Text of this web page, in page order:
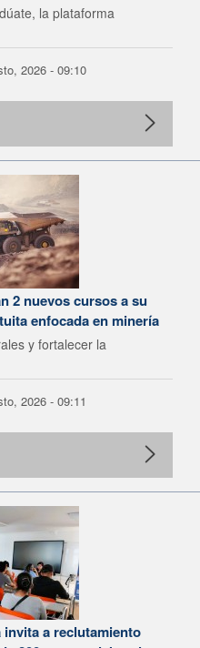
la plataforma
2026 - 09:10
2 nuevos cursos a su
enfocada en minería
y fortalecer la
2026 - 09:11
a reclutamiento